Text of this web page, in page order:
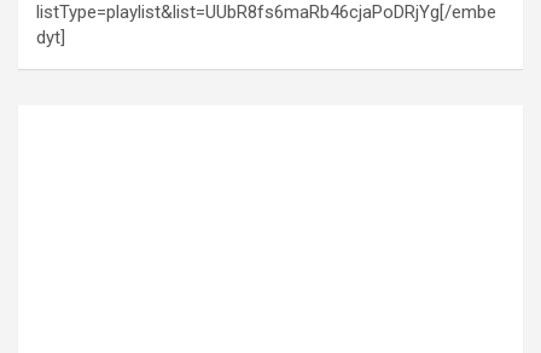
listType=playlist&list=UUbR8fs6maRb46cjaPoDRjYg[/embe
dyt]